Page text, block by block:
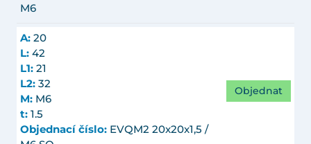
M6
A: 20
L: 42
L1: 21
L2: 32
M: M6
t: 1.5
Objednací číslo: EVQM2 20x20x1,5 /
Objednat